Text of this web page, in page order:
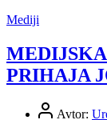
Mediji
PRIHAJA
Avtor: